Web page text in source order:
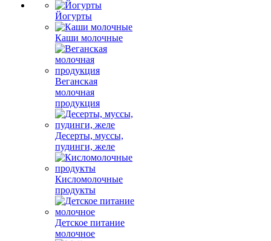
Йогурты
Каши молочные
Веганская
молочная
продукция
Десерты, муссы,
пудинги, желе
Кисломолочные
продукты
Детское питание
молочное